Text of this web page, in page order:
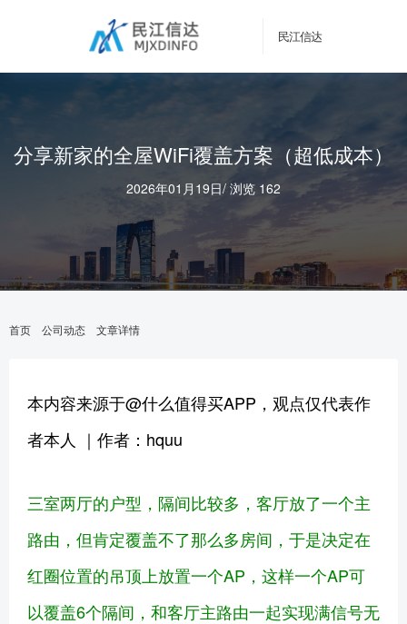
民江信达
分享新家的全屋WiFi覆盖方案（超低成本）
2026年01月19日/ 浏览 162
首页 公司动态 文章详情
本内容来源于@什么值得买APP，观点仅代表作
者本人 ｜作者：hquu
三室两厅的户型，隔间比较多，客厅放了一个主
路由，但肯定覆盖不了那么多房间，于是决定在
红圈位置的吊顶上放置一个AP，这样一个AP可
以覆盖6个隔间，和客厅主路由一起实现满信号无